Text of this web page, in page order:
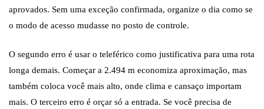
aprovados. Sem uma exceção confirmada, organize o dia como se
o modo de acesso mudasse no posto de controle.
O segundo erro é usar o teleférico como justificativa para uma rota
longa demais. Começar a 2.494 m economiza aproximação, mas
também coloca você mais alto, onde clima e cansaço importam
mais. O terceiro erro é orçar só a entrada. Se você precisa de